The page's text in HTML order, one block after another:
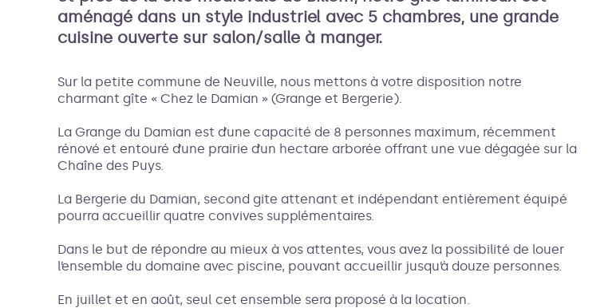
aménagé dans un style industriel avec 5 chambres, une grande
cuisine ouverte sur salon/salle à manger.
Sur la petite commune de Neuville, nous mettons à votre disposition notre
charmant gîte « Chez le Damian » (Grange et Bergerie).
La Grange du Damian est d’une capacité de 8 personnes maximum, récemment
rénové et entouré d’une prairie d’un hectare arborée offrant une vue dégagée sur la
Chaîne des Puys.
La Bergerie du Damian, second gite attenant et indépendant entièrement équipé
pourra accueillir quatre convives supplémentaires.
Dans le but de répondre au mieux à vos attentes, vous avez la possibilité de louer
l’ensemble du domaine avec piscine, pouvant accueillir jusqu’à douze personnes.
En juillet et en août, seul cet ensemble sera proposé à la location.